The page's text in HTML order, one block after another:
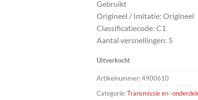
Gebruikt
Origineel / Imitatie: Origineel
Classificatiecode: C1
Aantal versnellingen: 5
Uitverkocht
Artikelnummer:4900610
Categorie:Transmissie en -